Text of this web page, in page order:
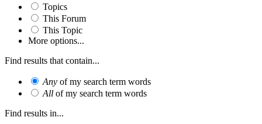
Topics
This Forum
This Topic
More options...
Find results that contain...
Any of my search term words
All of my search term words
Find results in...